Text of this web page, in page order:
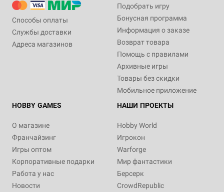
Способы оплаты
Службы доставки
Адреса магазинов
Подобрать игру
Бонусная программа
Информация о заказе
Возврат товара
Помощь с правилами
Архивные игры
Товары без скидки
Мобильное приложение
HOBBY GAMES
О магазине
Франчайзинг
Игры оптом
Корпоративные подарки
Работа у нас
Новости
НАШИ ПРОЕКТЫ
Hobby World
Игрокон
Warforge
Мир фантастики
Берсерк
CrowdRepublic